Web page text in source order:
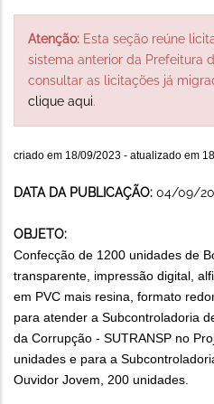
Atenção: Esta seção reúne
sistema anterior da Prefeitura
consultar as licitações já
clique aqui.
criado em 18/09/2023 - atualizado em
DATA DA PUBLICAÇÃO: 04/09/
OBJETO:
Confecção de 1200 unidades de
transparente, impressão digital,
em PVC mais resina, formato
para atender a Subcontroladoria
da Corrupção - SUTRANSP no
unidades e para a
Ouvidor Jovem, 200 unidades.